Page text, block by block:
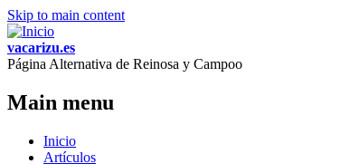
Skip to main content
vacarizu.es
Página Alternativa de Reinosa y Campoo
Main menu
Inicio
Artículos